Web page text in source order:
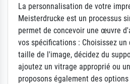
La personnalisation de votre
Meisterdrucke est un processus
permet de concevoir une œuvre
vos spécifications : Choisissez un
taille de l'image, décidez du
ajoutez un vitrage approprié ou
proposons également des